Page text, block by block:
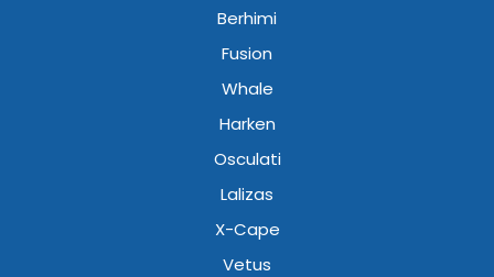
Berhimi
Fusion
Whale
Harken
Osculati
Lalizas
X-Cape
Vetus